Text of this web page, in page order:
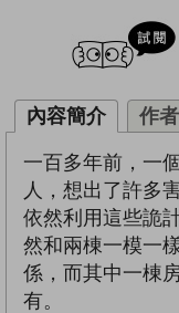
內容簡介 作
一百多年前，一
人，想出了許多
依然利用這些詭
然和兩棟一模一
係，而其中一棟
有。